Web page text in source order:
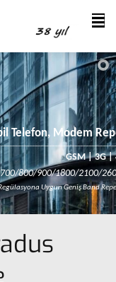
Telefon, Modem
Uygun Geniş Band
GSM | 3G |
700/800/900/1800/2100/